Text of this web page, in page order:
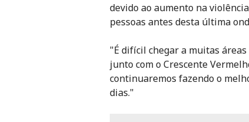
devido ao aumento na
pessoas antes desta última
"É difícil chegar a muitas
junto com o Crescente
continuaremos fazendo o
dias."